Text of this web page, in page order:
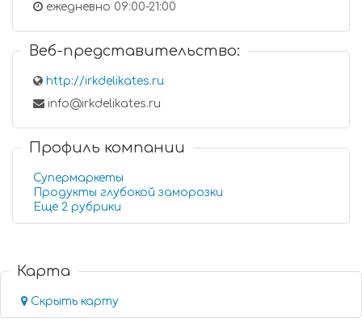
ежедневно 09:00-21:00
Веб-представительство:
http://irkdelikates.ru
info@irkdelikates.ru
Профиль компании
Супермаркеты
Продукты глубокой заморозки
Еще 2 рубрики
Карта
Скрыть карту